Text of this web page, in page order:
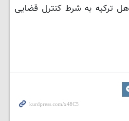
ترکیه به شرط کنترل قضایی